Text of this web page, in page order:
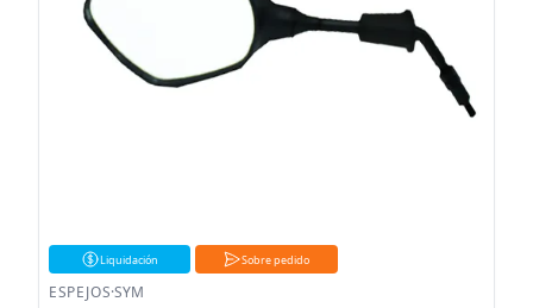
Liquidación Sobre pedido
ESPEJOS·SYM